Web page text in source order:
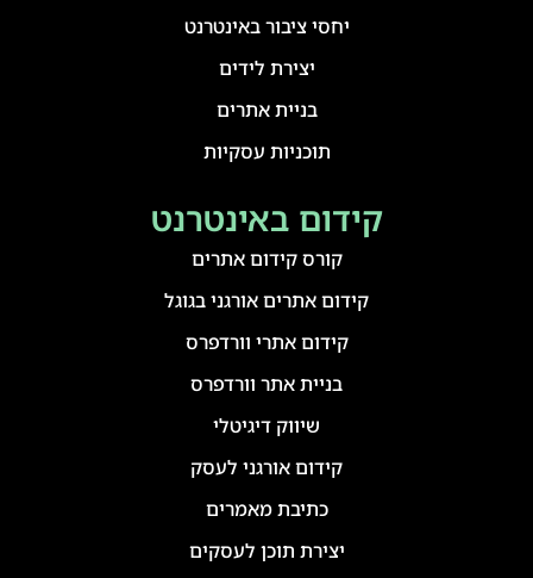
קידום באינטרנט
קורס קידום אתרים
קידום אתרים אורגני בגוגל
קידום אתרי וורדפרס
בניית אתר וורדפרס
שיווק דיגיטלי
קידום אורגני לעסק
כתיבת מאמרים
יצירת תוכן לעסקים
יחסי ציבור באינטרנט
יצירת לידים
בניית אתרים
תוכניות עסקיות